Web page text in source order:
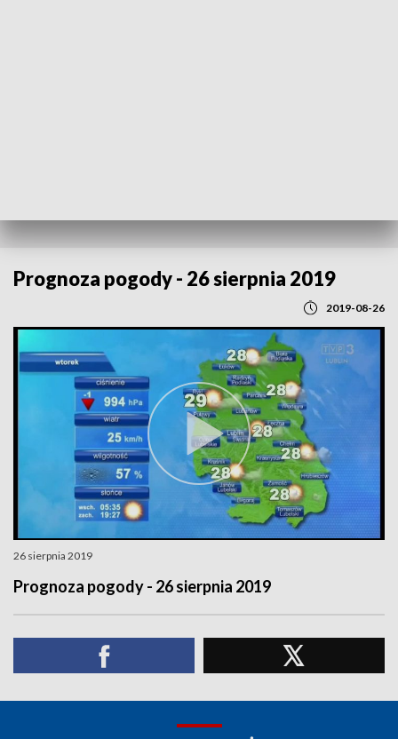
Prognoza pogody - 26 sierpnia 2019
2019-08-26
26 sierpnia 2019
Prognoza pogody - 26 sierpnia 2019